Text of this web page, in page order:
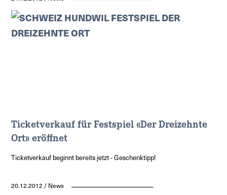
Ticketverkauf für Festspiel «Der Dreizehnte
Ort» eröffnet
Ticketverkauf beginnt bereits jetzt - Geschenktipp!
20.12.2012 / News